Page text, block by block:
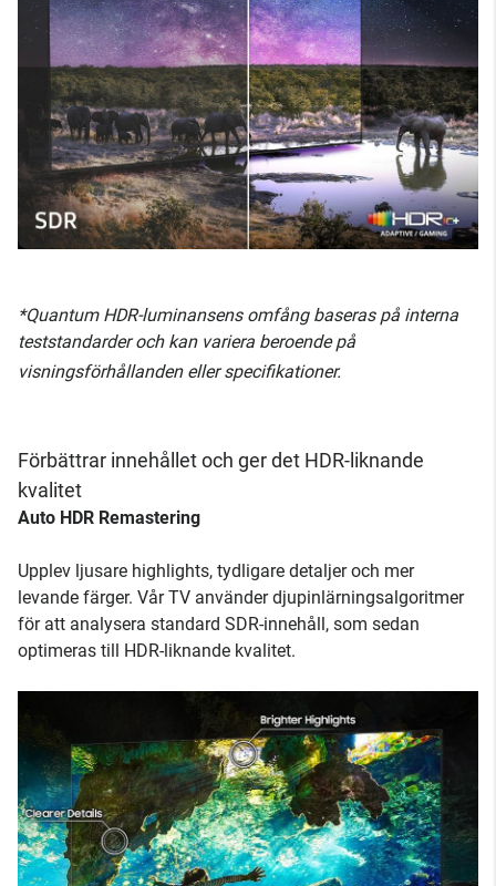
*Quantum HDR-luminansens omfång baseras på interna
teststandarder och kan variera beroende på
visningsförhållanden eller specifikationer.
Förbättrar innehållet och ger det HDR-liknande
kvalitet
Auto HDR Remastering
Upplev ljusare highlights, tydligare detaljer och mer
levande färger. Vår TV använder djupinlärningsalgoritmer
för att analysera standard SDR-innehåll, som sedan
optimeras till HDR-liknande kvalitet.